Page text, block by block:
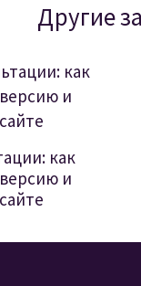
Другие
как
и